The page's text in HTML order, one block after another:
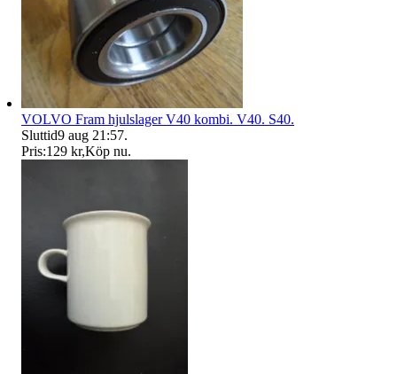
VOLVO Fram hjulslager V40 kombi. V40. S40.
Sluttid9 aug 21:57.
Pris:129 kr,Köp nu.